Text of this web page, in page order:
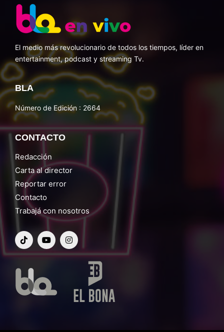
El medio más revolucionario de todos los tiempos, líder en
entertainment, podcast y streaming Tv.
BLA
Número de Edición : 2664
CONTACTO
Redacción
Carta al director
Reportar error
Contacto
Trabajá con nosotros